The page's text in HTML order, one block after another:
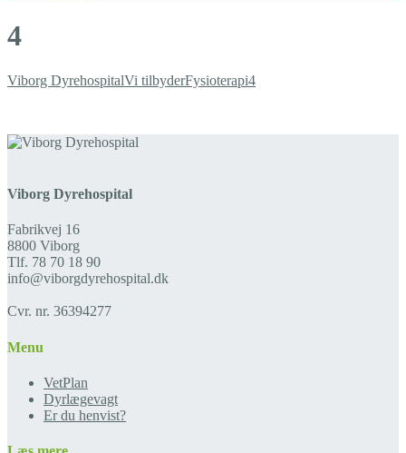
4
Viborg DyrehospitalVi tilbyderFysioterapi4
Viborg Dyrehospital
Fabrikvej 16
8800 Viborg
Tlf. 78 70 18 90
info@viborgdyrehospital.dk
Cvr. nr. 36394277
Menu
VetPlan
Dyrlægevagt
Er du henvist?